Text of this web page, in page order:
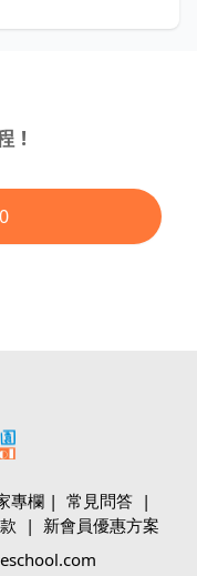
!
專欄 | 常見問答 |
| 新會員優惠方案